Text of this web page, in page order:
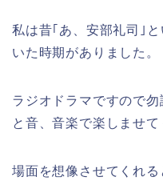
私は昔｢あ、安部礼司｣
いた時期がありました。
ラジオドラマですので
と音、音楽で楽しませて
場面を想像させてくれる